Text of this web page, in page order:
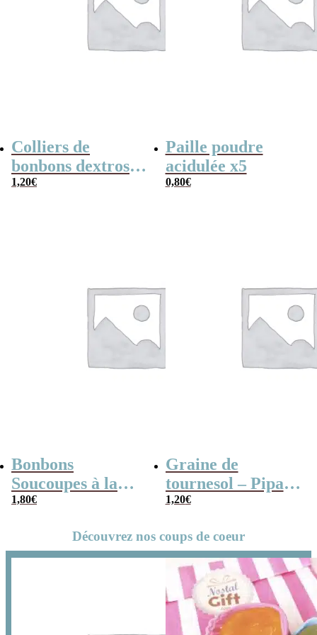
Colliers de
bonbons dextrose
x2
1,20€
Paille poudre
acidulée x5
0,80€
Bonbons
Soucoupes à la
poudre (x20)
1,80€
Graine de
tournesol – Pipas
x 3
1,20€
Découvrez nos coups de coeur